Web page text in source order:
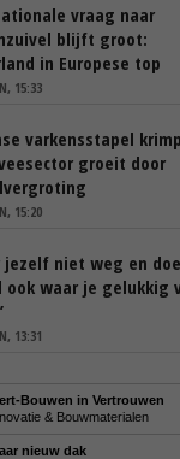
vraag naar
blijft groot:
in Europese top
15:33
varkensstapel
groeit door
15:20
jezelf niet weg en doe
ook waar je gelukkig
13:31
Bouwen in Vertrouwen
& Bouwmaterialen
nieuw dak